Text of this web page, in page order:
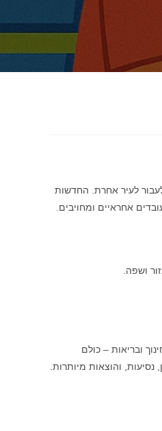
לעיר אחרת. החדשות
אחראיים ומחויבים.
ושפה.
ובריאות – כולם
והוצאות מיותרות.